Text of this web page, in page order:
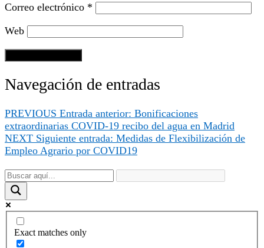
Correo electrónico *
Web
Navegación de entradas
PREVIOUS Entrada anterior: Bonificaciones
extraordinarias COVID-19 recibo del agua en Madrid
NEXT Siguiente entrada: Medidas de Flexibilización de
Empleo Agrario por COVID19
Exact matches only